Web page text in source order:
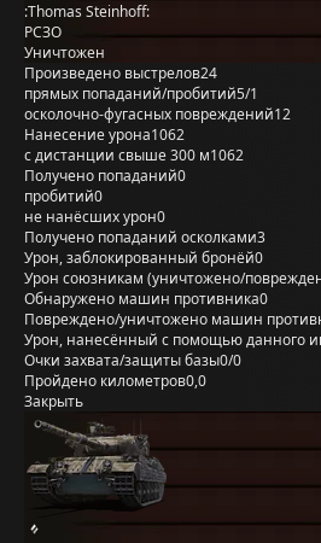
:Thomas Steinhoff:
РСЗО
Уничтожен
Произведено выстрелов24
прямых попаданий/пробитий5/1
осколочно-фугасных повреждений12
Нанесение урона1062
с дистанции свыше 300 м1062
Получено попаданий0
пробитий0
не нанёсших урон0
Получено попаданий осколками3
Урон, заблокированный бронёй0
Урон союзникам (уничтожено/
Обнаружено машин противника0
Повреждено/уничтожено машин
Урон, нанесённый с помощью данного
Очки захвата/защиты базы0/0
Пройдено километров0,0
Закрыть